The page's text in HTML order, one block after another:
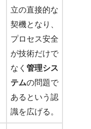
立の直接的な
契機となり、
プロセス安全
が技術だけで
なく 管理シス
テムの問題で
あるという認
識を広げる。